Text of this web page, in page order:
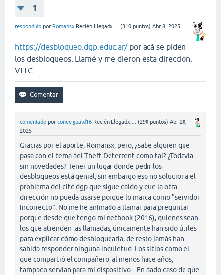
1
respondido por Romansx Recién Llegadx.... (310 puntos) Abr 8, 2025
https://desbloqueo.dgp.educ.ar/por acá se piden
los desbloqueos. Llamé y me dieron esta dirección.
VLLC
comentado por coneciguald16 Recién Llegadx.... (290 puntos) Abr 20,
2025
Gracias por el aporte, Romansx, pero, ¿sabe alguien que
pasa con el tema del Theft Deterrent como tal? ¿Todavia
sin novedades? Tener un lugar donde pedir los
desbloqueos está genial, sin embargo eso no soluciona el
problema del citd.dgp que sigue caído y que la otra
dirección no pueda usarse porque lo marca como "servidor
incorrecto". No me he animado a llamar para preguntar
porque desde que tengo mi netbook (2016), quienes sean
los que atienden las llamadas, únicamente han sido útiles
para explicar cómo desbloquearla, de resto jamás han
sabido responder ninguna inquietud. Los sitios como el
que compartió el compañero, al menos hace años,
tampoco servían para mi dispositivo... En dado caso de que